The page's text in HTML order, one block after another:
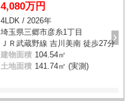
4,080万円
4LDK / 2026年
埼玉県三郷市彦糸1丁目
ＪＲ武蔵野線 吉川美南 徒歩27分
建物面積 104.54㎡
土地面積 141.74㎡ (実測)